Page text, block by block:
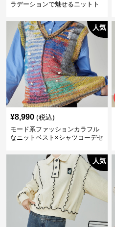
ラデーションで魅せるニットト
人気
¥8,990 (税込)
モード系ファッションカラフル
なニットベスト×シャツコーデセ
人気